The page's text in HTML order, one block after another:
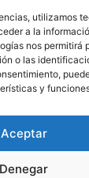
utilizamos
a la
nos permitirá
o las
y
Aceptar
Denegar
comercio
es
más
línea es la
y espacio
la